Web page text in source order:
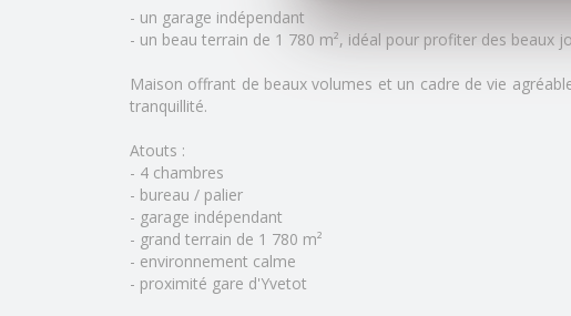
- un garage indépendant
- un beau terrain de 1 780 m², idéal pour profiter des beaux
Maison offrant de beaux volumes et un cadre de vie
tranquillité.
Atouts :
- 4 chambres
- bureau / palier
- garage indépendant
- grand terrain de 1 780 m²
- environnement calme
- proximité gare d'Yvetot